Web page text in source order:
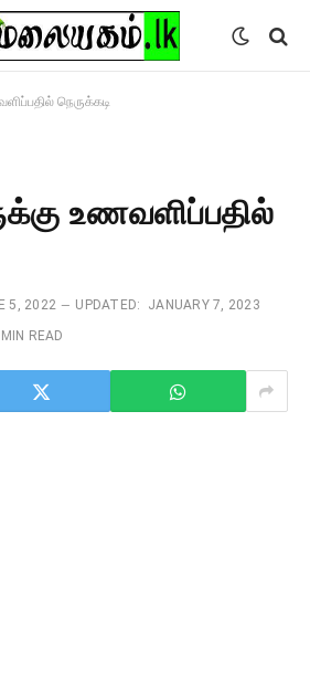
நெருக்கடி
உணவளிப்பதில்
5, 2022 UPDATED:
JANUARY 7, 2023
READ